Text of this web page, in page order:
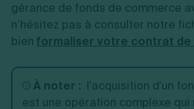
gérance de fonds de commerce
n’hésitez pas à consulter notre
bien formaliser votre contrat
À noter : l'acquisition d'un
est une opération complexe qui